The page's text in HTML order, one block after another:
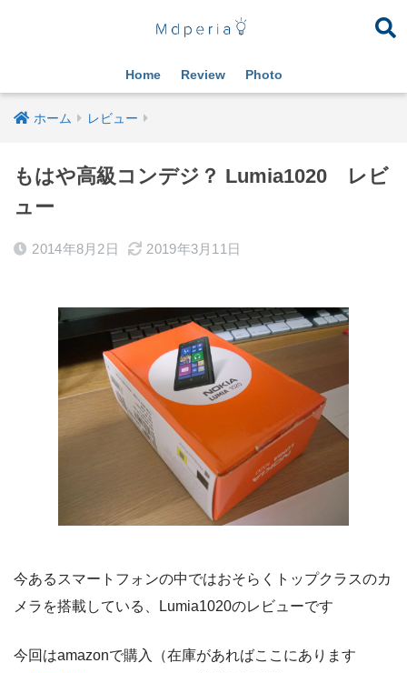
Home Review Photo
ホーム レビュー
もはや高級コンデジ？ Lumia1020 レビ
ュー
2014年8月2日 2019年3月11日
今あるスマートフォンの中ではおそらくトップクラスのカ
メラを搭載している、Lumia1020のレビューです
今回はamazonで購入（在庫があればここにあります